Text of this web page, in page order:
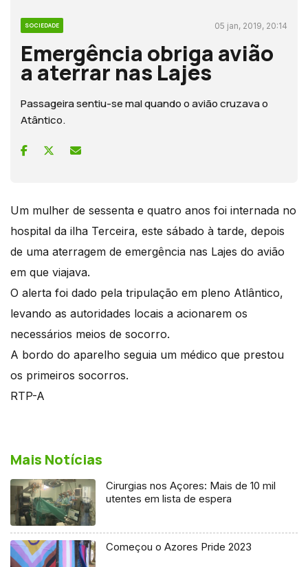
SOCIEDADE 05 jan, 2019, 20:14
Emergência obriga avião
a aterrar nas Lajes
Passageira sentiu-se mal quando o avião cruzava o
Atântico.
Um mulher de sessenta e quatro anos foi internada no
hospital da ilha Terceira, este sábado à tarde, depois
de uma aterragem de emergência nas Lajes do avião
em que viajava.
O alerta foi dado pela tripulação em pleno Atlântico,
levando as autoridades locais a acionarem os
necessários meios de socorro.
A bordo do aparelho seguia um médico que prestou
os primeiros socorros.
RTP-A
Mais Notícias
Cirurgias nos Açores: Mais de 10 mil
utentes em lista de espera
Começou o Azores Pride 2023